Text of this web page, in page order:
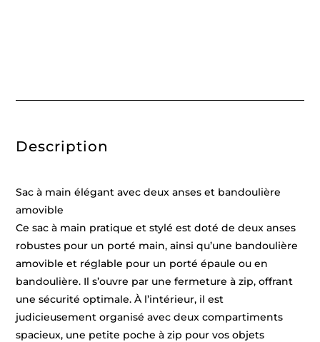
Description
Sac à main élégant avec deux anses et bandoulière
amovible
Ce sac à main pratique et stylé est doté de deux anses
robustes pour un porté main, ainsi qu’une bandoulière
amovible et réglable pour un porté épaule ou en
bandoulière. Il s’ouvre par une fermeture à zip, offrant
une sécurité optimale. À l’intérieur, il est
judicieusement organisé avec deux compartiments
spacieux, une petite poche à zip pour vos objets